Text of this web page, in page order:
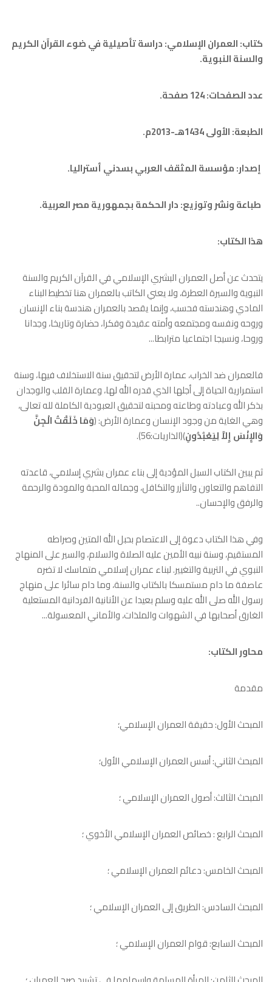
كتاب: العمران الإسلامي: دراسة تأصيلية في ضوء القرآن الكريم
والسنة النبوية.
عدد الصفحات: 124 صفحة.
الطبعة: الأولى 1434هـ-2013م.
إصدار: مؤسسة المثقف العربي بسدني أستراليا.
طباعة ونشر وتوزيع: دار الحكمة بجمهورية مصر العربية.
هذا الكتاب:
يتحدث عن أصل العمران البشري الإسلامي في القرآن الكريم والسنة
النبوية والسيرة العطرة، ولا يعني الكاتب بالعمران هنا تخطيط البناء
المادي وهندسته فحسب، وإنما يقصد بالعمران هندسة بناء الإنسان
وروحه ونفسه ومجتمعه وأمته عقيدة وفكرا، حضارة وتاريخا، وجدانا
وروحا، ونسيجا اجتماعيا مترابطا...
فالعمران ضد الخراب، عمارة الأرض لتحقيق سنة الاستخلاف فيها، وسنة
استمرارية الحياة إلى أجلها الذي قدره الله لها، وعمارة القلب والوجدان
بذكر الله وعبادته وطاعته ومحبته لتحقيق العبودية الكاملة لله تعالى،
وهي الغاية من وجود الإنسان وعمارة الأرض: ﴿وَمَا خَلَقْتُ الْجِنَّ
وَالإِنْسَ إِلاَّ لِيَعْبُدُونِ﴾(الذاريات:56).
ثم يبين الكتاب السبل المؤدية إلى بناء عمران بشري إسلامي، قاعدته
التفاهم والتعاون والتآزر والتكافل، وجماله المحبة والمودة والرحمة
والرفق والإحسان..
وفي هذا الكتاب دعوة إلى الاعتصام بحبل الله المتين وصراطه
المستقيم، وسنة نبيه الأمين عليه الصلاة والسلام، والسير على المنهاج
النبوي في التربية والتغيير. لبناء عمران إسلامي متماسك لا تضره
عاصفة ما دام مستمسكا بالكتاب والسنة، وما دام سائرا على منهاج
رسول الله صلى الله عليه وسلم بعيدا عن الأنانية الفردانية المستعلية
الغارق أصحابها في الشهوات والملذات، والأماني المعسولة...
محاور الكتاب:
مقدمة
المبحث الأول: حقيقة العمران الإسلامي؛
المبحث الثاني: أسس العمران الإسلامي الأول؛
المبحث الثالث: أصول العمران الإسلامي ؛
المبحث الرابع : خصائص العمران الإسلامي الأخوي ؛
المبحث الخامس: دعائم العمران الإسلامي ؛
المبحث السادس: الطريق إلى العمران الإسلامي ؛
المبحث السابع: قوام العمران الإسلامي ؛